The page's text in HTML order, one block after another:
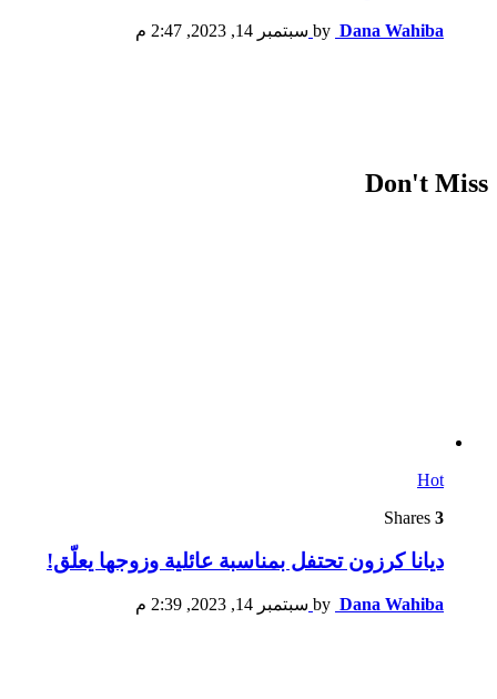
by Dana Wahiba سبتمبر 14, 2023, 2:47 م
Don't Miss
Hot
3
ديانا كرزون تحتفل بمناسبة عائلية وزوجها يعلّق!
by Dana Wahiba سبتمبر 14, 2023, 2:39 م